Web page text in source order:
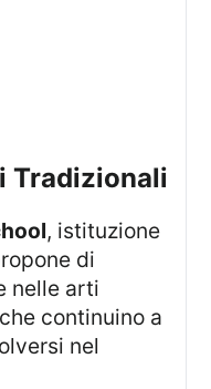
Tradizionali
, istituzione
di
nelle arti
continuino a
nel